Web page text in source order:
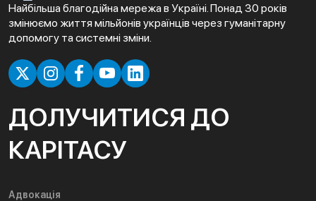
Найбільша благодійна мережа в Україні. Понад 30 років
змінюємо життя мільйонів українців через гуманітарну
допомогу та системні зміни.
ДОЛУЧИТИСЯ ДО
КАРІТАСУ
Адвокація